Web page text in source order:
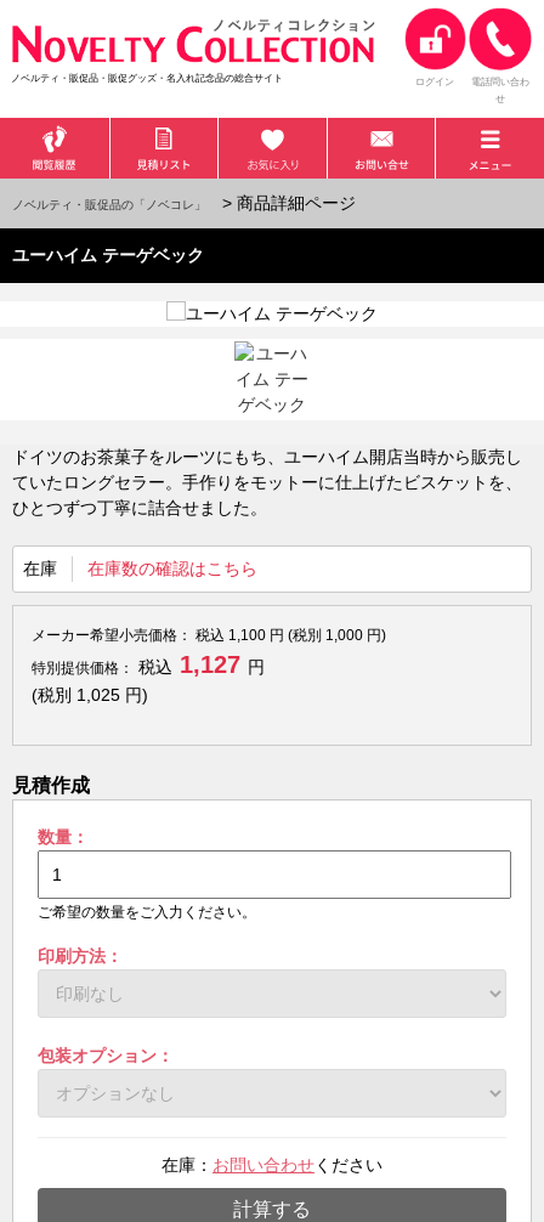
ノベルティ・販促品・販促グッズ・名入れ記念品の総合サイト ログイン
電話問い合わ
せ
ノベルティ・販促品の「ノベコレ」 > 商品詳細ページ
ユーハイム テーゲベック
ドイツのお茶菓子をルーツにもち、ユーハイム開店当時から販売し
ていたロングセラー。手作りをモットーに仕上げたビスケットを、
ひとつずつ丁寧に詰合せました。
在庫 在庫数の確認はこちら
メーカー希望小売価格： 税込 1,100 円 (税別 1,000 円)
特別提供価格：
税込 1,127 円
(税別 1,025 円)
見積作成
数量：
ご希望の数量をご入力ください。
印刷方法：
包装オプション：
在庫： お問い合わせください
計算する